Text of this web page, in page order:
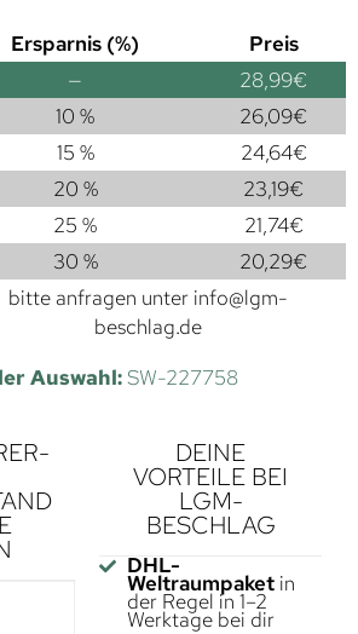
Ersparnis (%)
Preis
— 28,99€
10 % 26,09€
15 % 24,64€
20 % 23,19€
25 % 21,74€
30 % 20,29€
bitte anfragen unter info@lgm-
beschlag.de
Auswahl:SW-227758
DEINE
VORTEILE BEI
LGM-
BESCHLAG
DHL-
Weltraumpaketin
der Regel in 1–2
Werktage bei dir